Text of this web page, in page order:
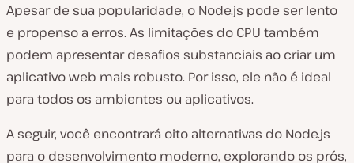
Apesar de sua popularidade, o Node.js pode ser lento
e propenso a erros. As limitações do CPU também
podem apresentar desafios substanciais ao criar um
aplicativo web mais robusto. Por isso, ele não é ideal
para todos os ambientes ou aplicativos.
A seguir, você encontrará oito alternativas do Node.js
para o desenvolvimento moderno, explorando os prós,